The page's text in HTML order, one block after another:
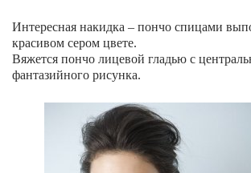
Интересная накидка – пончо спицами
красивом сером цвете.
Вяжется пончо лицевой гладью с
фантазийного рисунка.